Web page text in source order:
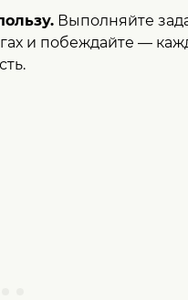
Выполняйте
и побеждайте —